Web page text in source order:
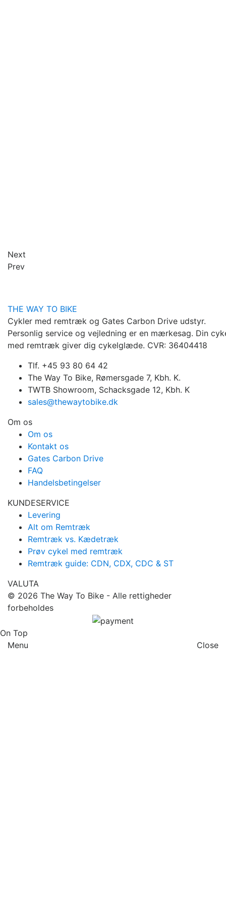
Next
Prev
THE WAY TO BIKE
Cykler med remtræk og Gates Carbon Drive udstyr.
Personlig service og vejledning er en mærkesag. Din
med remtræk giver dig cykelglæde. CVR: 36404418
Tlf. +45 93 80 64 42
The Way To Bike, Rømersgade 7, Kbh. K.
TWTB Showroom, Schacksgade 12, Kbh. K
sales@thewaytobike.dk
Om os
Om os
Kontakt os
Gates Carbon Drive
FAQ
Handelsbetingelser
KUNDESERVICE
Levering
Alt om Remtræk
Remtræk vs. Kædetræk
Prøv cykel med remtræk
Remtræk guide: CDN, CDX, CDC & ST
VALUTA
© 2026 The Way To Bike - Alle rettigheder
forbeholdes
On Top
Menu
Close